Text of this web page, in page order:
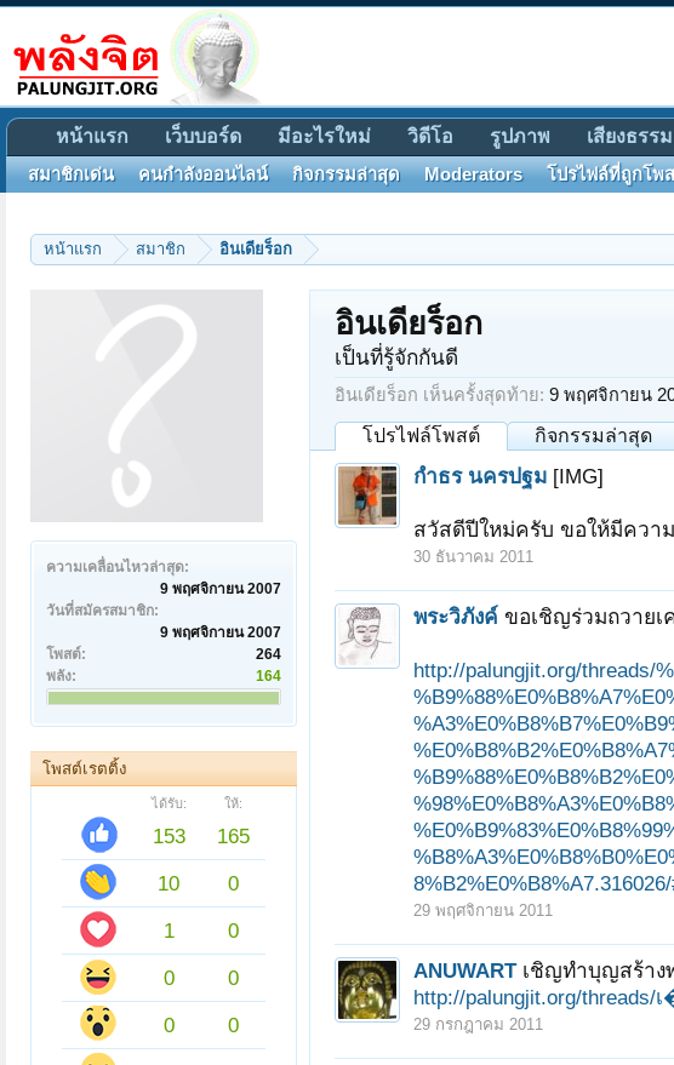
หน้าแรก สมาชิก อินเดียร็อก
ความเคลื่อนไหวล่าสุด:
9 พฤศจิกายน 2007
วันที่สมัครสมาชิก:
9 พฤศจิกายน 2007
โพสต์:
264
พลัง:
164
โพสต์เรตติ้ง
ได้รับ: ให้:
153
165
10
0
1
0
0
0
0
0
อินเดียร็อก
เป็นที่รู้จักกันดี
อินเดียร็อก เห็นครั้งสุดท้าย: 9 พฤศจิกายน
โปรไฟล์โพสต์ กิจกรรมล่าสุด
กำธร นครปฐม [IMG]
สวัสดีปีใหม่ครับ ขอให้มีควา
30 ธันวาคม 2011
พระวิภังค์ ขอเชิญร่วมถวาย
http://palungjit.org/threads/
29 พฤศจิกายน 2011
ANUWART เชิญทำบุญสร้าง
http://palungjit.org/threads/
29 กรกฎาคม 2011
หน้าแรก เว็บบอร์ด มีอะไรใหม่ วิดีโอ รูปภาพ เสียงธรรม
สมาชิกเด่น คนกำลังออนไลน์ กิจกรรมล่าสุด Moderators โปรไฟล์ที่ถูกโพ